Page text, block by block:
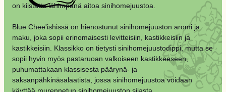
on kiistatta lähimpänä aitoa sinihomejuustoa.
Blue Chee'ishissä on hienostunut sinihomejuuston aromi ja
maku, joka sopii erinomaisesti levitteisiin, kastikkeisiin ja
kastikkeisiin. Klassikko on tietysti sinihomejuustodippi, mutta se
sopii hyvin myös pastaruoan valkoiseen kastikkeeseen,
puhumattakaan klassisesta päärynä- ja
saksanpähkinäsalaatista, jossa sinihomejuustoa voidaan
käyttää murennetun sinihomejuuston sijasta.